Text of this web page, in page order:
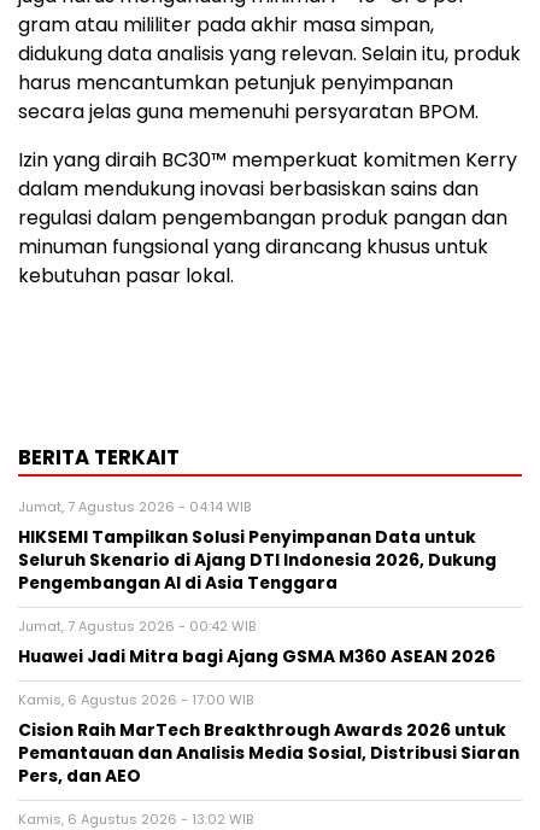
gram atau mililiter pada akhir masa simpan,
didukung data analisis yang relevan. Selain itu, produk
harus mencantumkan petunjuk penyimpanan
secara jelas guna memenuhi persyaratan BPOM.
Izin yang diraih BC30™ memperkuat komitmen Kerry
dalam mendukung inovasi berbasiskan sains dan
regulasi dalam pengembangan produk pangan dan
minuman fungsional yang dirancang khusus untuk
kebutuhan pasar lokal.
BERITA TERKAIT
Jumat, 7 Agustus 2026 - 04:14 WIB
HIKSEMI Tampilkan Solusi Penyimpanan Data untuk
Seluruh Skenario di Ajang DTI Indonesia 2026, Dukung
Pengembangan AI di Asia Tenggara
Jumat, 7 Agustus 2026 - 00:42 WIB
Huawei Jadi Mitra bagi Ajang GSMA M360 ASEAN 2026
Kamis, 6 Agustus 2026 - 17:00 WIB
Cision Raih MarTech Breakthrough Awards 2026 untuk
Pemantauan dan Analisis Media Sosial, Distribusi Siaran
Pers, dan AEO
Kamis, 6 Agustus 2026 - 13:02 WIB